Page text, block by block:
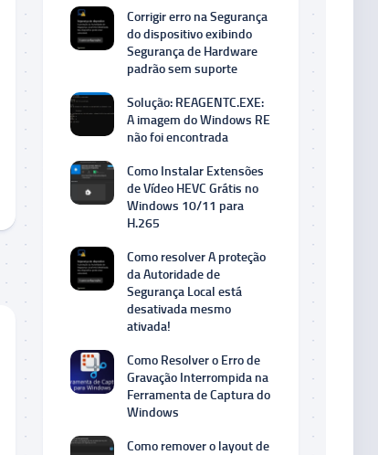
Corrigir erro na Segurança
do dispositivo exibindo
Segurança de Hardware
padrão sem suporte
Solução: REAGENTC.EXE:
A imagem do Windows RE
não foi encontrada
Como Instalar Extensões
de Vídeo HEVC Grátis no
Windows 10/11 para
H.265
Como resolver A proteção
da Autoridade de
Segurança Local está
desativada mesmo
ativada!
Como Resolver o Erro de
Gravação Interrompida na
Ferramenta de Captura do
Windows
Como remover o layout de